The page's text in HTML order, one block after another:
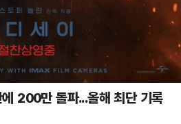
200만 돌파...올해 최단 기록